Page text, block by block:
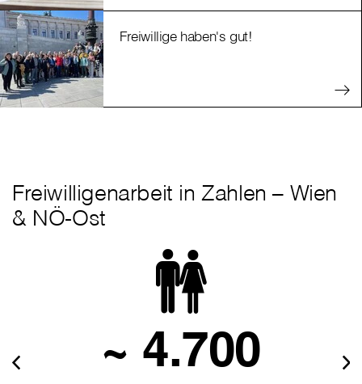
Freiwillige haben's gut!
Freiwilligenarbeit in Zahlen – Wien
& NÖ-Ost
~ 4.700